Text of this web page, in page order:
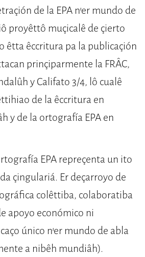
de la EPA n’er mundo de
proyêttô muçicalê de çierto
êtta êccri­tura pa la publicaçión
prinçiparmente la FRÂC,
y Califato 3/4, lô cualê
de la êccritura en
y de la ortografía EPA en
EPA repreçenta un ito
çingulariá. Er deçarroyo de
colêtti­ba, colaboratiba
apoyo económico ni
único n’er mundo de abla
a nibêh mundiâh).